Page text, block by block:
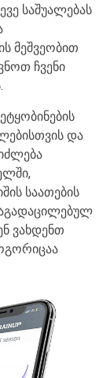
საშუალებას
მეშვეობით
ჩვენი
და
საათების
ვახდენთ